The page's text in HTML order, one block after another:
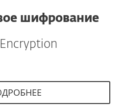
шифрование